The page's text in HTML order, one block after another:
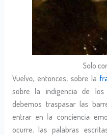
Solo
Vuelvo, entonces, sobre la
sobre la indigencia de los
debemos traspasar las
entrar en la conciencia
ocurre, las palabras